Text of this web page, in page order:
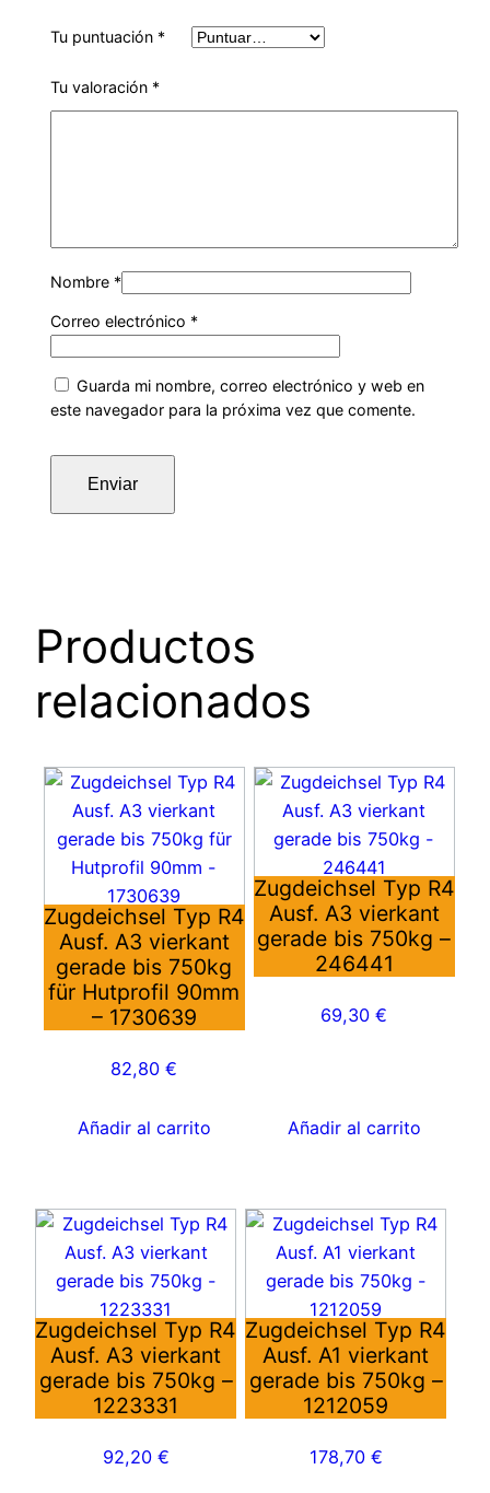
Tu puntuación *
Tu valoración *
Nombre *
Correo electrónico *
Guarda mi nombre, correo electrónico y web en
este navegador para la próxima vez que comente.
Productos
relacionados
Zugdeichsel Typ R4
Ausf. A3 vierkant
gerade bis 750kg
für Hutprofil 90mm
– 1730639
82,80€
Añadir al carrito
Zugdeichsel Typ R4
Ausf. A3 vierkant
gerade bis 750kg –
246441
69,30€
Añadir al carrito
Zugdeichsel Typ R4
Ausf. A3 vierkant
gerade bis 750kg –
1223331
92,20 €
Zugdeichsel Typ R4
Ausf. A1 vierkant
gerade bis 750kg –
1212059
178,70 €